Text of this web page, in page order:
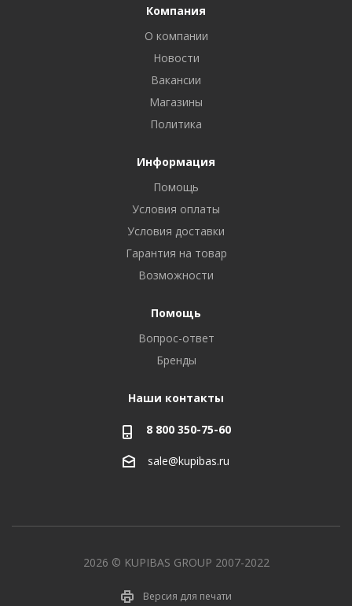
Компания
О компании
Новости
Вакансии
Магазины
Политика
Информация
Помощь
Условия оплаты
Условия доставки
Гарантия на товар
Возможности
Помощь
Вопрос-ответ
Бренды
Наши контакты
8 800 350-75-60
sale@kupibas.ru
2026 © KUPIBAS GROUP 2007-2022
Версия для печати